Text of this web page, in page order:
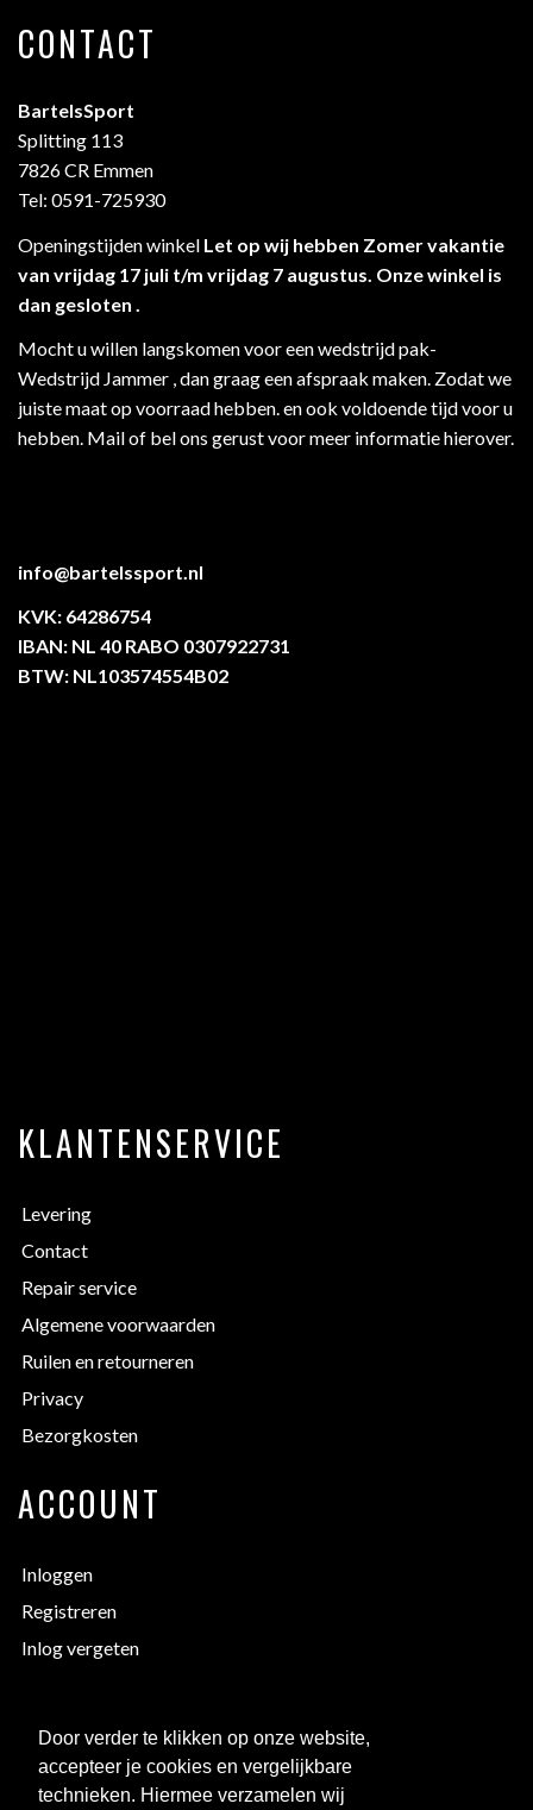
Door verder te klikken op onze website,
accepteer je cookies en vergelijkbare
technieken. Hiermee verzamelen wij
CONTACT
BartelsSport
Splitting 113
7826 CR Emmen
Tel: 0591-725930
Openingstijden winkel Let op wij hebben Zomer vakantie
van vrijdag 17 juli t/m vrijdag 7 augustus. Onze winkel is
dan gesloten .
Mocht u willen langskomen voor een wedstrijd pak-
Wedstrijd Jammer , dan graag een afspraak maken. Zodat we
juiste maat op voorraad hebben. en ook voldoende tijd voor u
hebben. Mail of bel ons gerust voor meer informatie hierover.
info@bartelssport.nl
KVK: 64286754
IBAN: NL 40 RABO 0307922731
BTW: NL103574554B02
KLANTENSERVICE
Levering
Contact
Repair service
Algemene voorwaarden
Ruilen en retourneren
Privacy
Bezorgkosten
ACCOUNT
Inloggen
Registreren
Inlog vergeten
Bedrukken